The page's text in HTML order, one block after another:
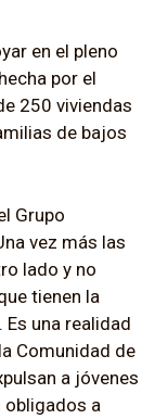
en el pleno
por el
250 viviendas
de bajos
Grupo
vez más las
lado y no
tienen la
una realidad
Comunidad de
a jóvenes
obligados a